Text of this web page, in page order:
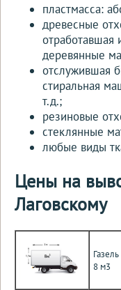
пластмасса:
древесные
отработавшая
деревянные
отслужившая
стиральная
т.д.;
резиновые
стеклянные
любые виды
Цены на
Лаговскому
Газель
8 м3